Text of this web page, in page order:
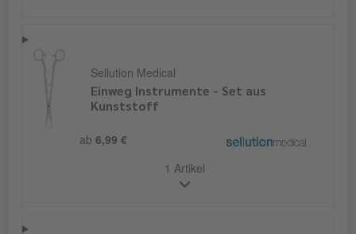
Sellution Medical
Einweg Instrumente - Set aus
Kunststoff
ab 6,99 €
1 Artikel